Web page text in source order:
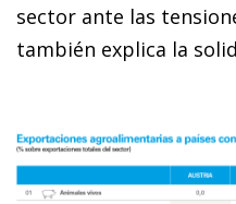
sector ante las
también explica la